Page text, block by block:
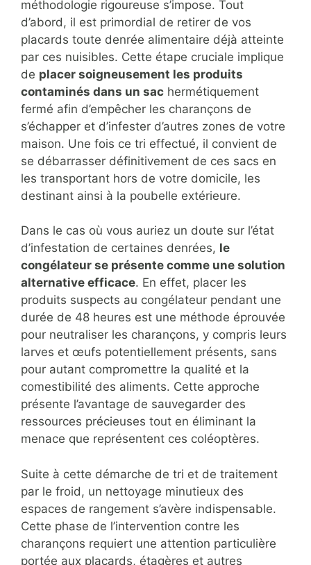
méthodologie rigoureuse s’impose. Tout
d’abord, il est primordial de retirer de vos
placards toute denrée alimentaire déjà atteinte
par ces nuisibles. Cette étape cruciale implique
de placer soigneusement les produits
contaminés dans un sac hermétiquement
fermé afin d’empêcher les charançons de
s’échapper et d’infester d’autres zones de votre
maison. Une fois ce tri effectué, il convient de
se débarrasser définitivement de ces sacs en
les transportant hors de votre domicile, les
destinant ainsi à la poubelle extérieure.
Dans le cas où vous auriez un doute sur l’état
d’infestation de certaines denrées, le
congélateur se présente comme une solution
alternative efficace. En effet, placer les
produits suspects au congélateur pendant une
durée de 48 heures est une méthode éprouvée
pour neutraliser les charançons, y compris leurs
larves et œufs potentiellement présents, sans
pour autant compromettre la qualité et la
comestibilité des aliments. Cette approche
présente l’avantage de sauvegarder des
ressources précieuses tout en éliminant la
menace que représentent ces coléoptères.
Suite à cette démarche de tri et de traitement
par le froid, un nettoyage minutieux des
espaces de rangement s’avère indispensable.
Cette phase de l’intervention contre les
charançons requiert une attention particulière
portée aux placards, étagères et autres